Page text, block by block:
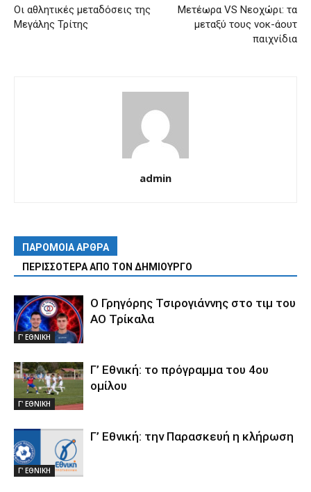
Οι αθλητικές μεταδόσεις της
Μεγάλης Τρίτης
Μετέωρα VS Νεοχώρι: τα
μεταξύ τους νοκ-άουτ
παιχνίδια
admin
ΠΑΡΟΜΟΙΑ ΑΡΘΡΑ
ΠΕΡΙΣΣΟΤΕΡΑ ΑΠΟ ΤΟΝ ΔΗΜΙΟΥΡΓΟ
Γ' ΕΘΝΙΚΗ
Ο Γρηγόρης Τσιρογιάννης στο τιμ του
ΑΟ Τρίκαλα
Γ' ΕΘΝΙΚΗ
Γ’ Εθνική: το πρόγραμμα του 4ου
ομίλου
Γ' ΕΘΝΙΚΗ
Γ’ Εθνική: την Παρασκευή η κλήρωση